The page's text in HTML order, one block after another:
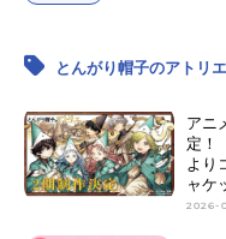
とんがり帽子のアトリ
アニ
定！
より
ャケ
2026-